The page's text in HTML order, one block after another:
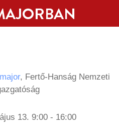
, Fertő-Hanság Nemzeti
13. 9:00 - 16:00